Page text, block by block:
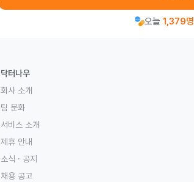
오늘 1,379명
닥터나우
회사 소개
팀 문화
서비스 소개
제휴 안내
소식 · 공지
채용 공고